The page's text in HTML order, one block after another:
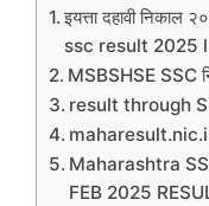
इयत्ता दहावी
ssc result 2025
MSBSHSE SSC
result through
Maharashtra
FEB 2025